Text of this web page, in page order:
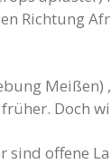
Richtung
Doch
sind offene